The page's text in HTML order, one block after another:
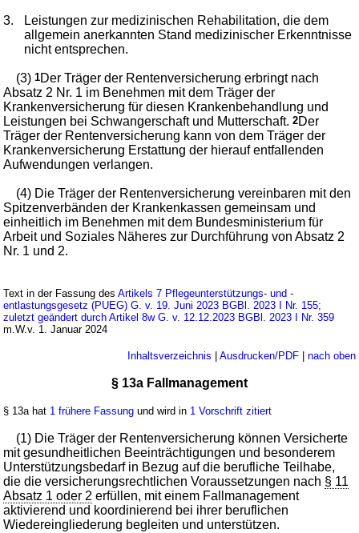
3.
Leistungen zur medizinischen Rehabilitation, die dem
allgemein anerkannten Stand medizinischer Erkenntnisse
nicht entsprechen.
(3)1Der Träger der Rentenversicherung erbringt nach
Absatz 2 Nr. 1 im Benehmen mit dem Träger der
Krankenversicherung für diesen Krankenbehandlung und
Leistungen bei Schwangerschaft und Mutterschaft.2Der
Träger der Rentenversicherung kann von dem Träger der
Krankenversicherung Erstattung der hierauf entfallenden
Aufwendungen verlangen.
(4) Die Träger der Rentenversicherung vereinbaren mit den
Spitzenverbänden der Krankenkassen gemeinsam und
einheitlich im Benehmen mit dem Bundesministerium für
Arbeit und Soziales Näheres zur Durchführung von Absatz 2
Nr. 1 und 2.
Text in der Fassung desArtikels 7 Pflegeunterstützungs- und -
entlastungsgesetz (PUEG) G. v. 19. Juni 2023 BGBl. 2023 I Nr. 155;
zuletzt geändert durch Artikel 8w G. v. 12.12.2023 BGBl. 2023 I Nr. 359
m.W.v. 1. Januar 2024
Inhaltsverzeichnis Ausdrucken/PDF| nach oben
§ 13a Fallmanagement
§ 13a hat 1 frühere Fassung und wird in 1 Vorschrift zitiert
(1) Die Träger der Rentenversicherung können Versicherte
mit gesundheitlichen Beeinträchtigungen und besonderem
Unterstützungsbedarf in Bezug auf die berufliche Teilhabe,
die die versicherungsrechtlichen Voraussetzungen nach § 11
Absatz 1 oder 2 erfüllen, mit einem Fallmanagement
aktivierend und koordinierend bei ihrer beruflichen
Wiedereingliederung begleiten und unterstützen.